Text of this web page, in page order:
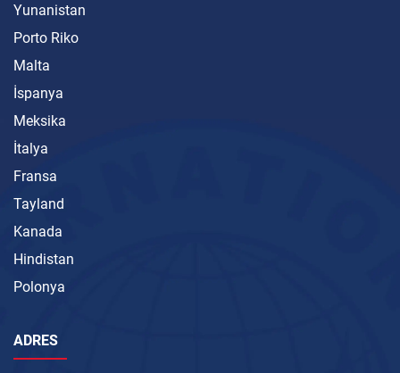
Yunanistan
Porto Riko
Malta
İspanya
Meksika
İtalya
Fransa
Tayland
Kanada
Hindistan
Polonya
ADRES